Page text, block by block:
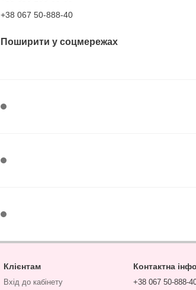
+38 067 50-888-40
Поширити у соцмережах
Клієнтам
Вхід до кабінету
Контактна
+38 067 50-888-